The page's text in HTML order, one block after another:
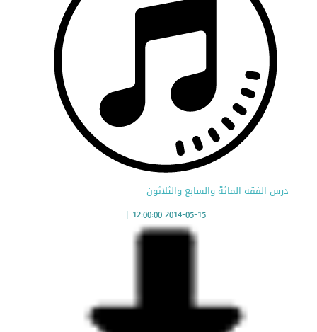
درس الفقه المائة والسابع والثلاثون
2014-05-15 12:00:00
|